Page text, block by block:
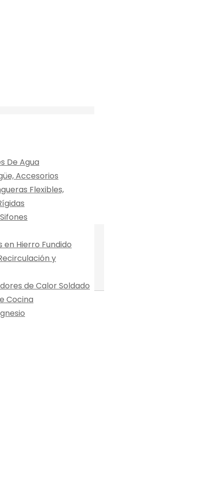
De Agua
Accesorios
Flexibles,
en Hierro Fundido
y
de Calor Soldado
Cocina